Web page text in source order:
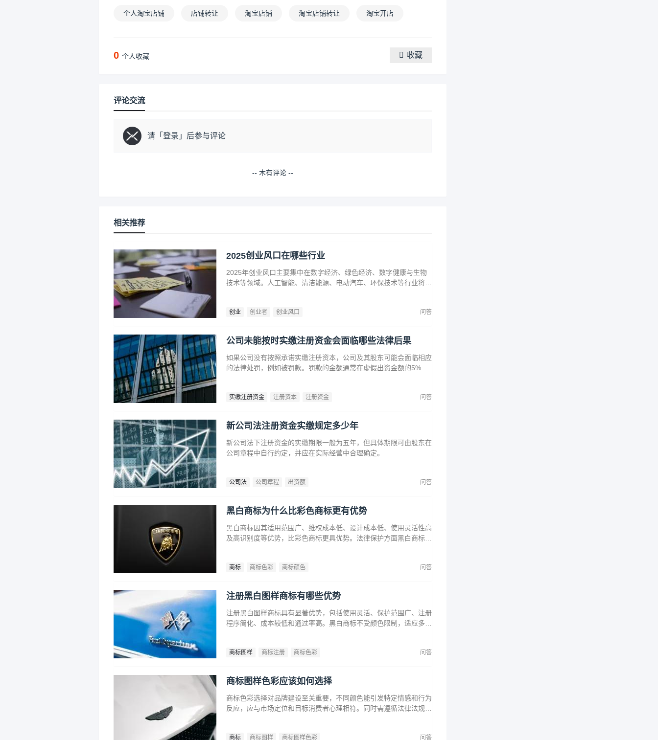
个人淘宝店铺 店铺转让 淘宝店铺 淘宝店铺转让 淘宝开店
0 个人收藏 收藏
评论交流
请「 登录 」后参与评论
-- 木有评论 --
相关推荐
2025创业风口在哪些行业
2025年创业风口主要集中在数字经济、绿色经济、数字健康与生物
技术等领域。人工智能、清洁能源、电动汽车、环保技术等行业将迎
住这些前沿趋势，开拓新兴产业，创造商业价值。
创业 创业者 创业风口 问答
公司未能按时实缴注册资金会面临哪些法律后果
如果公司没有按照承诺实缴注册资本，公司及其股东可能会面临相应
的法律处罚，例如被罚款。罚款的金额通常在虚假出资金额的5%到
实缴注册资金 注册资本 注册资金 问答
新公司法注册资金实缴规定多少年
新公司法下注册资金的实缴期限一般为五年，但具体期限可由股东在
公司章程中自行约定，并应在实际经营中合理确定。
公司法 公司章程 出资额 问答
黑白商标为什么比彩色商标更有优势
黑白商标因其适用范围广、维权成本低、设计成本低、使用灵活性高
及高识别度等优势，比彩色商标更具优势。法律保护方面黑白商标更
商标 商标色彩 商标颜色 问答
注册黑白图样商标有哪些优势
注册黑白图样商标具有显著优势，包括使用灵活、保护范围广、注册
程序简化、成本较低和通过率高。黑白商标不受颜色限制，适应多样
商标图样 商标注册 商标色彩 问答
商标图样色彩应该如何选择
商标色彩选择对品牌建设至关重要，不同颜色能引发特定情感和行为
反应，应与市场定位和目标消费者心理相符。同时需遵循法律法规确
商标 商标图样 商标图样色彩 问答